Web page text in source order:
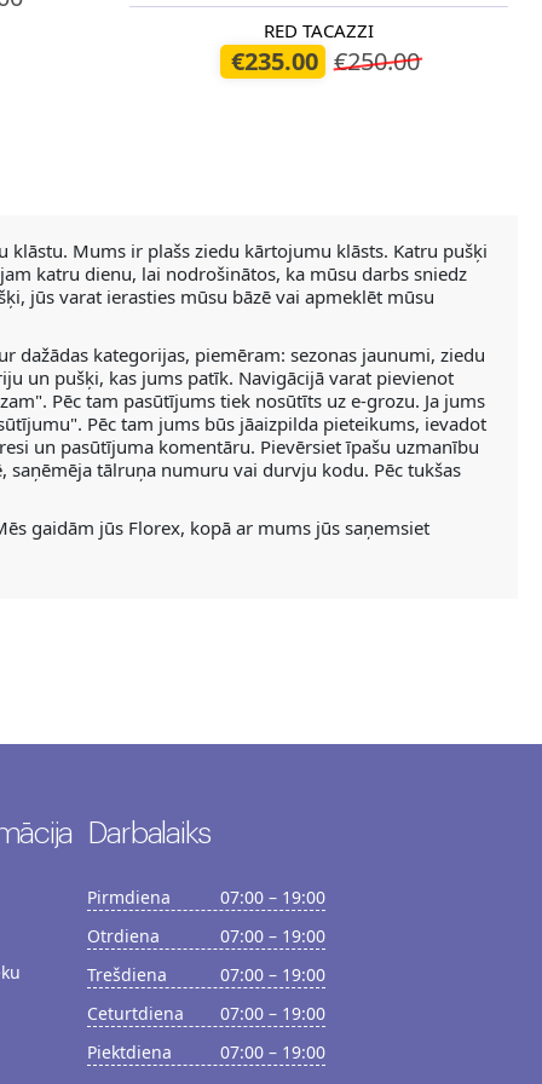
Pieejams šodienRED TACAZZI
€235.00 €250.00
Mums ir plašs ziedu kārtojumu klāsts. Katru pušķi
katru dienu, lai nodrošinātos, ka mūsu darbs sniedz
jūs varat ierasties mūsu bāzē vai apmeklēt mūsu
dažādas kategorijas, piemēram: sezonas jaunumi, ziedu
un pušķi, kas jums patīk. Navigācijā varat pievienot
Pēc tam pasūtījums tiek nosūtīts uz e-grozu. Ja jums
Pēc tam jums būs jāaizpilda pieteikums, ievadot
un pasūtījuma komentāru. Pievērsiet īpašu uzmanību
tālruņa numuru vai durvju kodu. Pēc tukšas
gaidām jūs Florex, kopā ar mums jūs saņemsiet
Darbalaiks
Pirmdiena
07:00 – 19:00
Otrdiena
07:00 – 19:00
Trešdiena
07:00 – 19:00
Ceturtdiena
07:00 – 19:00
Piektdiena
07:00 – 19:00